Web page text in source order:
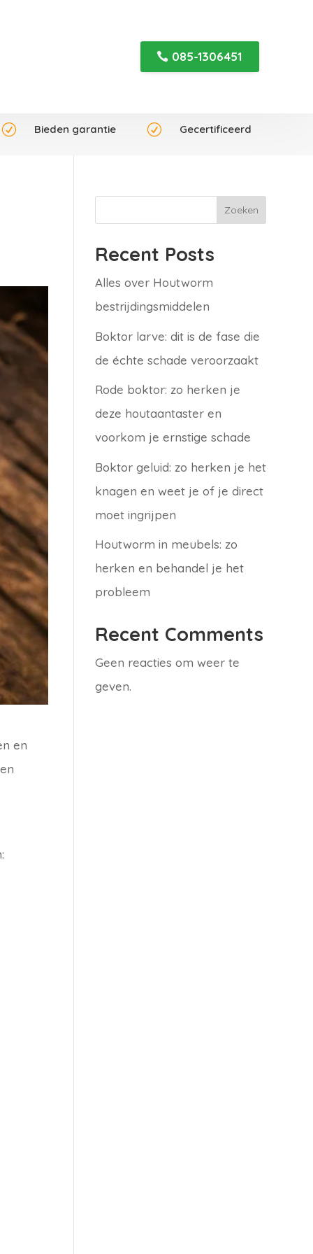
085-1306451
R Bieden garantie R Gecertificeerd
en
Zoeken
Recent Posts
Alles over Houtworm
bestrijdingsmiddelen
Boktor larve: dit is de fase die
de échte schade veroorzaakt
Rode boktor: zo herken je
deze houtaantaster en
voorkom je ernstige schade
Boktor geluid: zo herken je het
knagen en weet je of je direct
moet ingrijpen
Houtworm in meubels: zo
herken en behandel je het
probleem
Recent Comments
Geen reacties om weer te
geven.